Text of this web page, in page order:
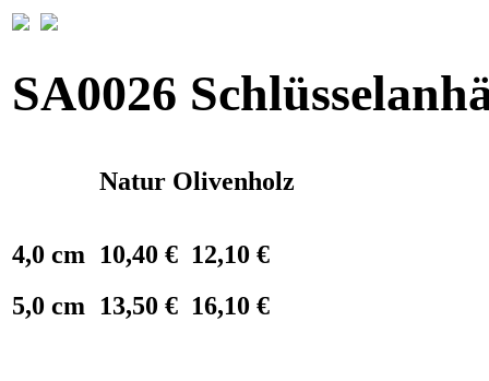
SA0026
Natur Olivenholz
4,0 cm
5,0 cm
10,40 € 12,10 €
13,50 € 16,10 €